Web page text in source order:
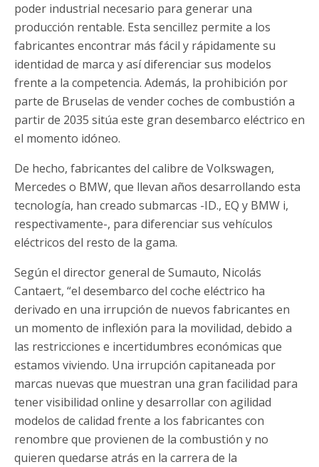
poder industrial necesario para generar una
producción rentable. Esta sencillez permite a los
fabricantes encontrar más fácil y rápidamente su
identidad de marca y así diferenciar sus modelos
frente a la competencia. Además, la prohibición por
parte de Bruselas de vender coches de combustión a
partir de 2035 sitúa este gran desembarco eléctrico en
el momento idóneo.
De hecho, fabricantes del calibre de Volkswagen,
Mercedes o BMW, que llevan años desarrollando esta
tecnología, han creado submarcas -ID., EQ y BMW i,
respectivamente-, para diferenciar sus vehículos
eléctricos del resto de la gama.
Según el director general de Sumauto, Nicolás
Cantaert, “el desembarco del coche eléctrico ha
derivado en una irrupción de nuevos fabricantes en
un momento de inflexión para la movilidad, debido a
las restricciones e incertidumbres económicas que
estamos viviendo. Una irrupción capitaneada por
marcas nuevas que muestran una gran facilidad para
tener visibilidad online y desarrollar con agilidad
modelos de calidad frente a los fabricantes con
renombre que provienen de la combustión y no
quieren quedarse atrás en la carrera de la